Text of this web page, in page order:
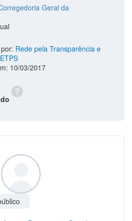
Geral da
Rede pela Transparência e
10/03/2017